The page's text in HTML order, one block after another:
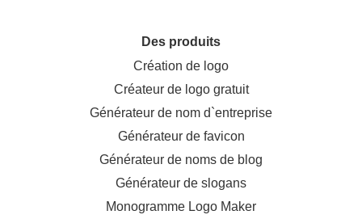
Des produits
Création de logo
Créateur de logo gratuit
Générateur de nom d`entreprise
Générateur de favicon
Générateur de noms de blog
Générateur de slogans
Monogramme Logo Maker